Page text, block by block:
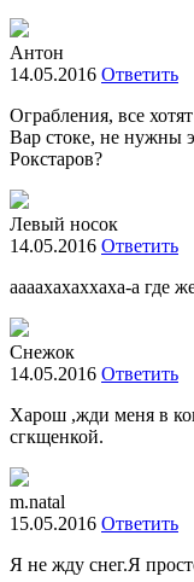
Антон
14.05.2016 Ответить
Ограбления, все
Вар стоке, не нужны
Рокстаров?
Левый носок
14.05.2016 Ответить
аааахахаххаха-а где
Снежок
14.05.2016 Ответить
Харош ,жди меня в
сгкщенкой.
m.natal
15.05.2016 Ответить
Я не жду снег.Я